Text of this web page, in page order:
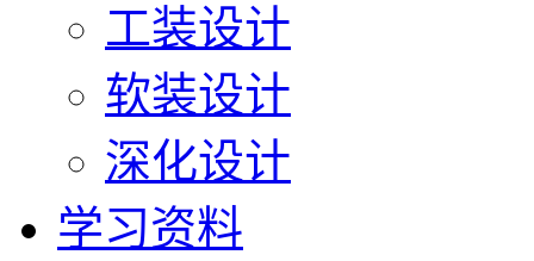
工装设计
软装设计
深化设计
学习资料